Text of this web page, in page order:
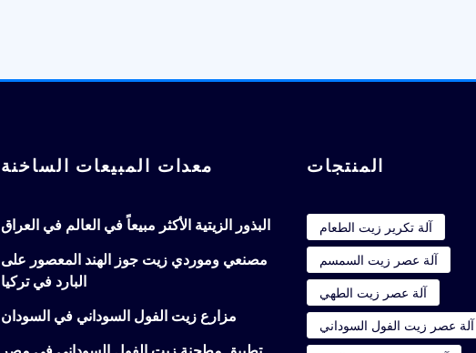
معدات المبيعات الساخنة
البذور الزيتية الأكثر مبيعاً في العالم في العراق
مصنعي وموردي زيت جوز الهند المعصور على
البارد في تركيا
مزارع زيت الفول السوداني في السودان
المنتجات
آلة تكرير زيت الطعام
آلة عصر زيت السمسم
آلة عصر زيت الطهي
آلة عصر زيت الفول السوداني